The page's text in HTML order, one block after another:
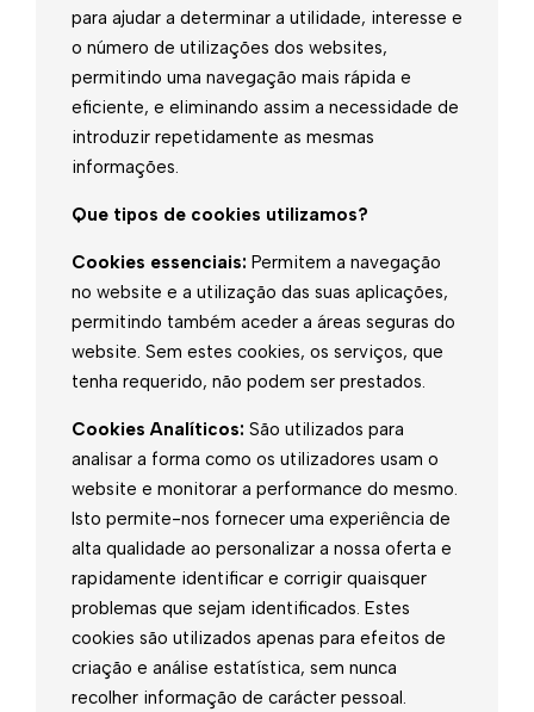
para ajudar a determinar a utilidade, interesse e
o número de utilizações dos websites,
permitindo uma navegação mais rápida e
eficiente, e eliminando assim a necessidade de
introduzir repetidamente as mesmas
informações.
Que tipos de cookies utilizamos?
Cookies essenciais: Permitem a navegação
no website e a utilização das suas aplicações,
permitindo também aceder a áreas seguras do
website. Sem estes cookies, os serviços, que
tenha requerido, não podem ser prestados.
Cookies Analíticos: São utilizados para
analisar a forma como os utilizadores usam o
website e monitorar a performance do mesmo.
Isto permite-nos fornecer uma experiência de
alta qualidade ao personalizar a nossa oferta e
rapidamente identificar e corrigir quaisquer
problemas que sejam identificados. Estes
cookies são utilizados apenas para efeitos de
criação e análise estatística, sem nunca
recolher informação de carácter pessoal.